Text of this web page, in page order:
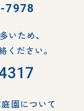
7978
いため、
ください。
園について